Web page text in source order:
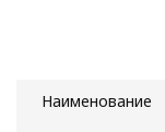
Наименование